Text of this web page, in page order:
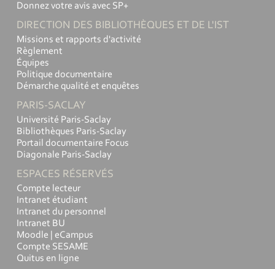
Donnez votre avis avec SP+
DIRECTION DES BIBLIOTHÈQUES ET DE L'IST
Missions et rapports d'activité
Règlement
Équipes
Politique documentaire
Démarche qualité et enquêtes
PARIS-SACLAY
Université Paris-Saclay
Bibliothèques Paris-Saclay
Portail documentaire Focus
Diagonale Paris-Saclay
ESPACES RÉSERVÉS
Compte lecteur
Intranet étudiant
Intranet du personnel
Intranet BU
Moodle | eCampus
Compte SESAME
Quitus en ligne